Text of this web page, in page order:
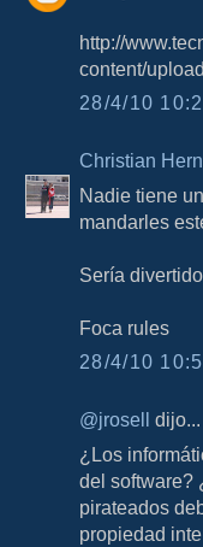
http://
content/
28/4/10
Christian
Nadie tiene
mandarles
Sería
Foca rules
28/4/10
@jrosell dijo...
¿Los
del software?
pirateados
propiedad